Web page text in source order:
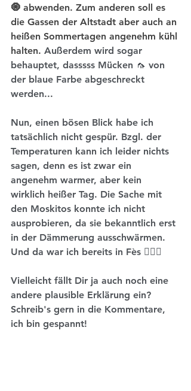
🧿 abwenden. Zum anderen soll es
die Gassen der Altstadt aber auch an
heißen Sommertagen angenehm kühl
halten. Außerdem wird sogar
behauptet, dasssss Mücken 🦟 von
der blaue Farbe abgeschreckt
werden...
Nun, einen bösen Blick habe ich
tatsächlich nicht gespür. Bzgl. der
Temperaturen kann ich leider nichts
sagen, denn es ist zwar ein
angenehm warmer, aber kein
wirklich heißer Tag. Die Sache mit
den Moskitos konnte ich nicht
ausprobieren, da sie bekanntlich erst
in der Dämmerung ausschwärmen.
Und da war ich bereits in Fès 🤷🏼‍♀️
Vielleicht fällt Dir ja auch noch eine
andere plausible Erklärung ein?
Schreib's gern in die Kommentare,
ich bin gespannt!